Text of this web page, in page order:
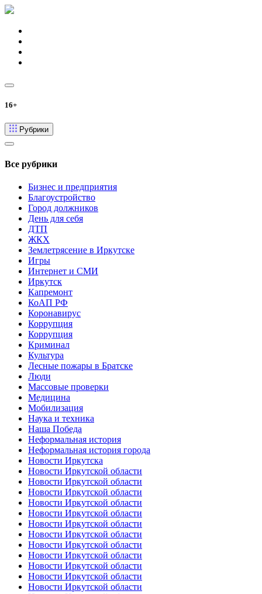
16+
Рубрики
Все рубрики
Бизнес и предприятия
Благоустройство
Город должников
День для себя
ДТП
ЖКХ
Землетрясение в Иркутске
Игры
Интернет и СМИ
Иркутск
Капремонт
КоАП РФ
Коронавирус
Коррупция
Коррупция
Криминал
Культура
Лесные пожары в Братске
Люди
Массовые проверки
Медицина
Мобилизация
Наука и техника
Наша Победа
Неформальная история
Неформальная история города
Новости Иркутска
Новости Иркутской области
Новости Иркутской области
Новости Иркутской области
Новости Иркутской области
Новости Иркутской области
Новости Иркутской области
Новости Иркутской области
Новости Иркутской области
Новости Иркутской области
Новости Иркутской области
Новости Иркутской области
Новости Иркутской области